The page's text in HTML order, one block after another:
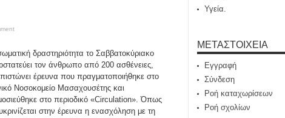
δραστηριότητα το Σαββατοκύριακο
τον άνθρωπο από 200 ασθένειες,
έρευνα που πραγματοποιήθηκε στο
Νοσοκομείο Μασαχουσέτης και
στο περιοδικό «Circulation». Όπως
στην έρευνα η ενασχόληση με τη
Υγεία.
ΜΕΤΑΣΤΟΙΧΕΊΑ
Εγγραφή
Σύνδεση
Ροή καταχωρίσεων
Ροή σχολίων